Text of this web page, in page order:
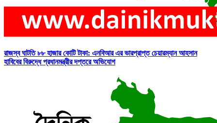
রাজস্ব ঘাটতি ৮৮ হাজার কোটি টাকা: এনবিআর এর ভারপ্রাপ্ত চেয়ারম্যান আহসান
হাবিবের বিরুদ্ধে প্রধানমন্ত্রীর দপ্তরে অভিযোগ